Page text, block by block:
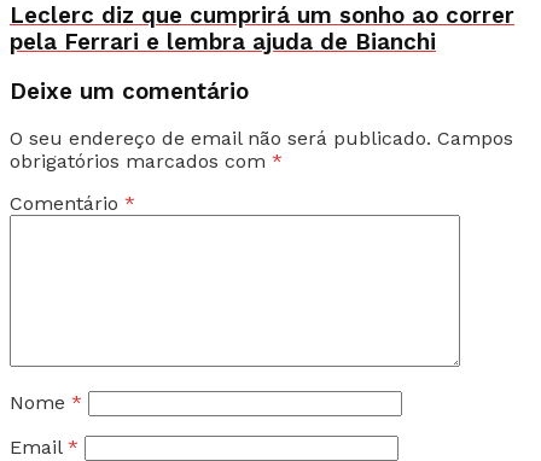
Leclerc diz que cumprirá um sonho ao correr
pela Ferrari e lembra ajuda de Bianchi
Deixe um comentário
O seu endereço de email não será publicado. Campos
obrigatórios marcados com *
Comentário *
Nome *
Email *